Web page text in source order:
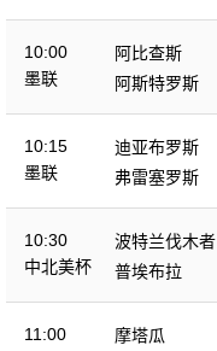
10:00
墨联
阿比查斯
阿斯特罗斯
10:15
墨联
迪亚布罗斯
弗雷塞罗斯
10:30
中北美杯
波特兰伐木者
普埃布拉
11:00
摩塔瓜